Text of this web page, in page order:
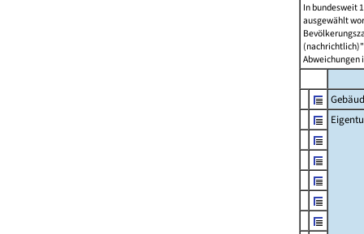
In bundesweit
ausgewählt
Abweichungen